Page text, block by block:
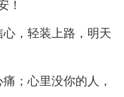
！
，轻装上路，明天
；心里没你的人，